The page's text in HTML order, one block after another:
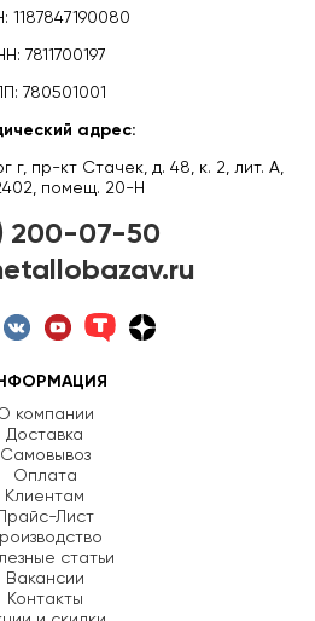
1187847190080
7811700197
780501001
адрес:
г, пр-кт Стачек, д. 48, к. 2, лит. А,
помещ. 20-Н
200-07-50
компании
Доставка
Самовывоз
Оплата
Клиентам
Прайс-Лист
статьи
Вакансии
Контакты